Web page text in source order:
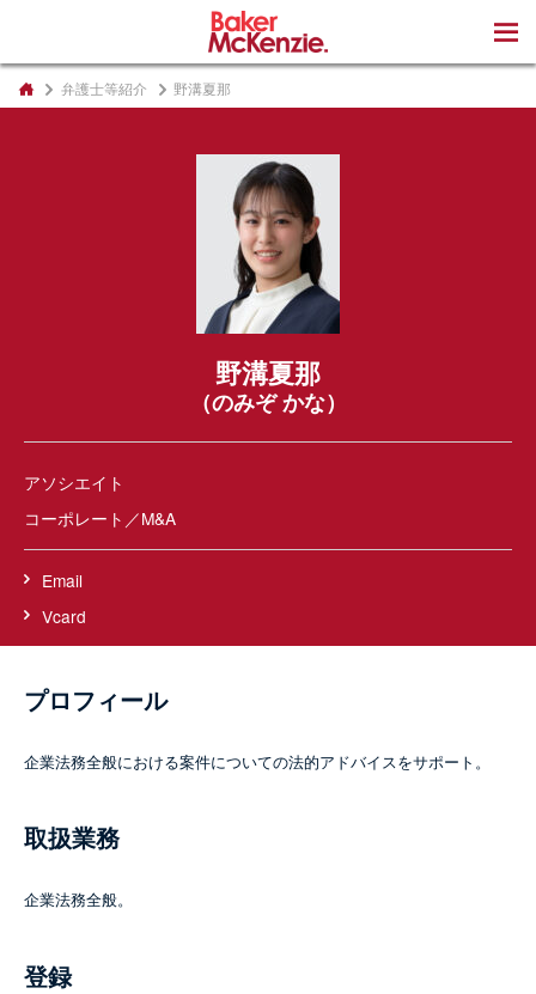
弁護士等紹介 野溝夏那
野溝夏那
（のみぞ かな）
アソシエイト
コーポレート／M&A
Email
Vcard
プロフィール
企業法務全般における案件についての法的アドバイスをサポート。
取扱業務
企業法務全般。
登録